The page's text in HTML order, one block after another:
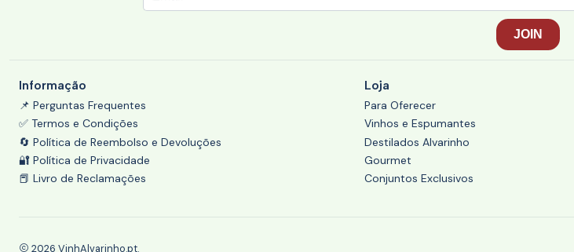
Informação
📌 Perguntas Frequentes
✅ Termos e Condições
🔄 Política de Reembolso e Devoluções
🔐 Política de Privacidade
📕 Livro de Reclamações
Loja
Para Oferecer
Vinhos e Espumantes
Destilados Alvarinho
Gourmet
Conjuntos Exclusivos
2026 VinhAlvarinho.pt.